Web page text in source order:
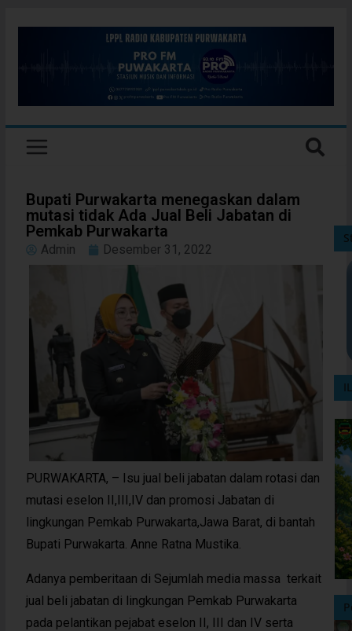
Bupati Purwakarta menegaskan dalam
mutasi tidak Ada Jual Beli Jabatan di
Pemkab Purwakarta
Admin Desember 31, 2022
PURWAKARTA, – Isu jual beli jabatan dalam rotasi dan
mutasi eselon II,III,IV dan promosi Jabatan di
lingkungan Pemkab Purwakarta,Jawa Barat, di bantah
Bupati Purwakarta. Anne Ratna Mustika.
Adanya pemberitaan di Sejumlah media massa terkait
jual beli jabatan di lingkungan Pemkab Purwakarta
pada pelantikan pejabat eselon II, III dan IV serta